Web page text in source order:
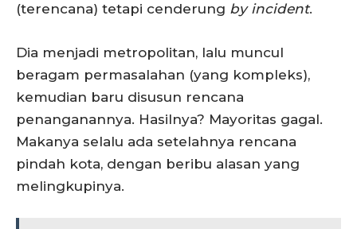
(terencana) tetapi cenderung by incident.
Dia menjadi metropolitan, lalu muncul
beragam permasalahan (yang kompleks),
kemudian baru disusun rencana
penanganannya. Hasilnya? Mayoritas gagal.
Makanya selalu ada setelahnya rencana
pindah kota, dengan beribu alasan yang
melingkupinya.